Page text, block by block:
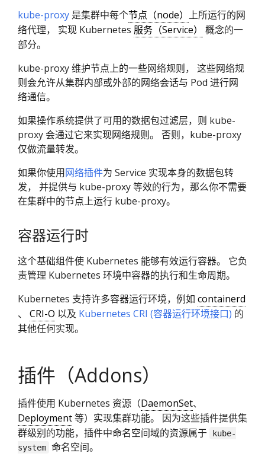
kube-proxy 是集群中每个节点（node） 上所运行的网
络代理， 实现 Kubernetes 服务（Service）
概念的一
部分。
kube-proxy 维护节点上的一些网络规则， 这些网络规
则会允许从集群内部或外部的网络会话与 Pod 进行网
络通信。
如果操作系统提供了可用的数据包过滤层，则 kube-
proxy 会通过它来实现网络规则。 否则，kube-proxy
仅做流量转发。
如果你使用网络插件为 Service 实现本身的数据包转
发， 并提供与 kube-proxy 等效的行为，那么你不需要
在集群中的节点上运行 kube-proxy。
容器运行时
这个基础组件使 Kubernetes 能够有效运行容器。 它负
责管理 Kubernetes 环境中容器的执行和生命周期。
Kubernetes 支持许多容器运行环境，例如 containerd
、 CRI-O 以及 Kubernetes CRI (容器运行环境接口) 的
其他任何实现。
插件（Addons）
插件使用 Kubernetes 资源（DaemonSet、
Deployment等）实现集群功能。 因为这些插件提供集
群级别的功能，插件中命名空间域的资源属于
kube-
system 命名空间。